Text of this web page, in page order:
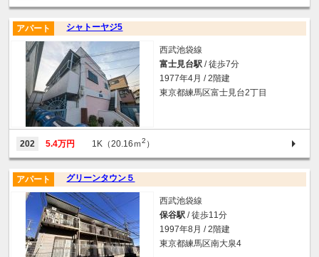
シャトーヤジ5
アパート
西武池袋線
富士見台駅 / 徒歩7分
1977年4月 / 2階建
東京都練馬区富士見台2丁目
202 5.4万円 1K（20.16ｍ2 ）
グリーンタウン５
アパート
西武池袋線
保谷駅 / 徒歩11分
1997年8月 / 2階建
東京都練馬区南大泉4